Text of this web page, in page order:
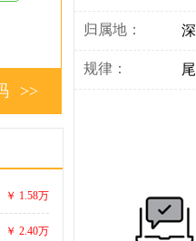
归属地：
规律：
>>
￥ 1.58万
￥ 2.40万